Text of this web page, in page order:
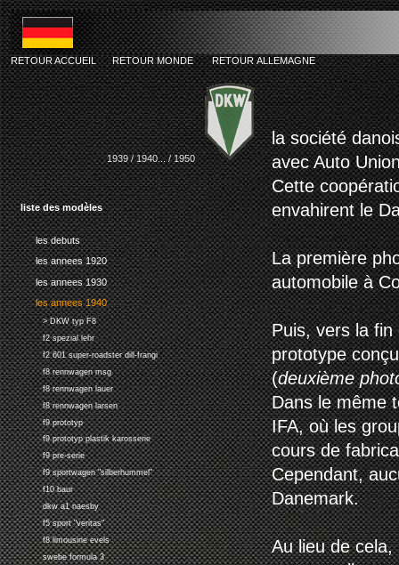
liste des modèles
les debuts
les annees 1920
les annees 1930
les annees 1940
> DKW typ F8
f2 spezial lehr
f2 601 super-roadster dill-frangi
f8 rennwagen msg
f8 rennwagen lauer
f8 rennwagen larsen
f9 prototyp
f9 prototyp plastik karosserie
f9 pre-serie
f9 sportwagen "silberhummel"
f10 baur
dkw a1 naesby
f5 sport "veritas"
f8 limousine evels
swebe formula 3
dkw
RETOUR ACCUEIL RETOUR MONDE RETOUR ALLEMAGNE
1939 / 1940... / 1950
la société
avec Auto
Cette
envahirent le
La première
automobile à
Puis, vers la fin
prototype
(deuxième
Dans le même
IFA, où les
cours de
Cependant,
Danemark.
Au lieu de